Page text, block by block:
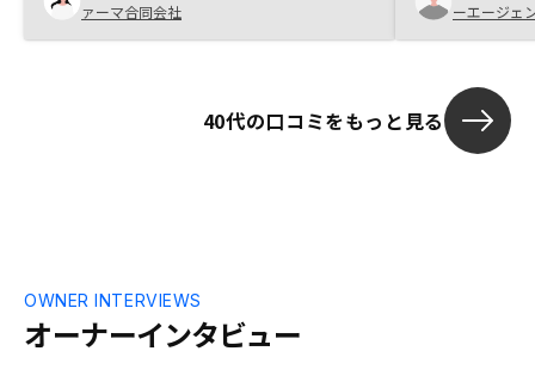
を削減しているというところなのですが、
同業他社と比較して具体的にどのように効
ァーマ合同会社
が、定期的に
もしやすそう
ーエージェ
40代の口コミをもっと見る
オーナーインタビュー
OWNER INTERVIEWS